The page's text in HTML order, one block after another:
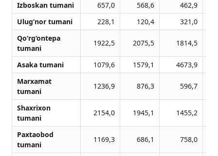
Izboskan tumani 657,0 568,6
462,9
Ulug‘nor tumani
228,1 120,4
321,0
Qo‘rg‘ontepa
tumani
1922,5 2075,5 1814,5
Asaka tumani 1079,6 1579,1
4673,9
Marxamat
tumani
1236,9 876,3 596,7
Shaxrixon
tumani
2154,0 1945,1 1455,2
Paxtaobod
tumani
1169,3 686,1 758,0